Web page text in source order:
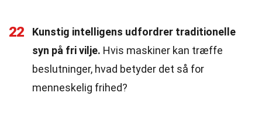
22
Kunstig intelligens udfordrer traditionelle
syn på fri vilje. Hvis maskiner kan træffe
beslutninger, hvad betyder det så for
menneskelig frihed?